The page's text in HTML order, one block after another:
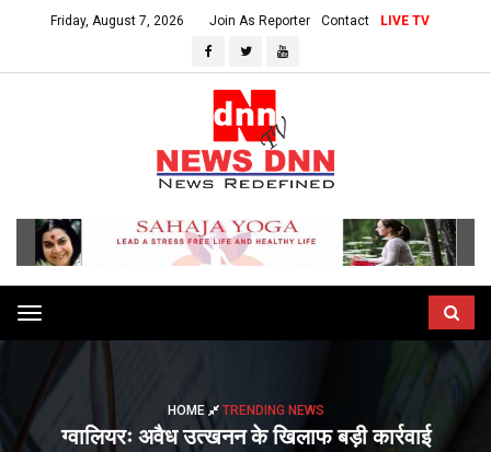
Friday, August 7, 2026 Join As Reporter Contact LIVE TV
Toggle
navigation
HOME TRENDING NEWS
ग्वालियरः अवैध उत्खनन के खिलाफ बड़ी कार्रवाई